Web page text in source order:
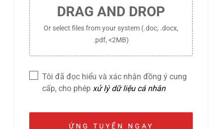
DRAG AND DROP
Or select files from your system (.doc, .docx,
.pdf, <2MB)
Tôi đã đọc hiểu và xác nhận đồng ý cung
cấp, cho phépxử lý dữ liệu cá nhân